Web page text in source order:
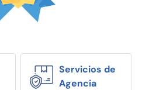
Servicios de
Agencia